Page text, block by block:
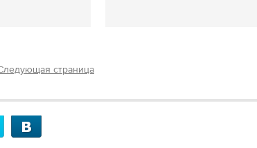
страница